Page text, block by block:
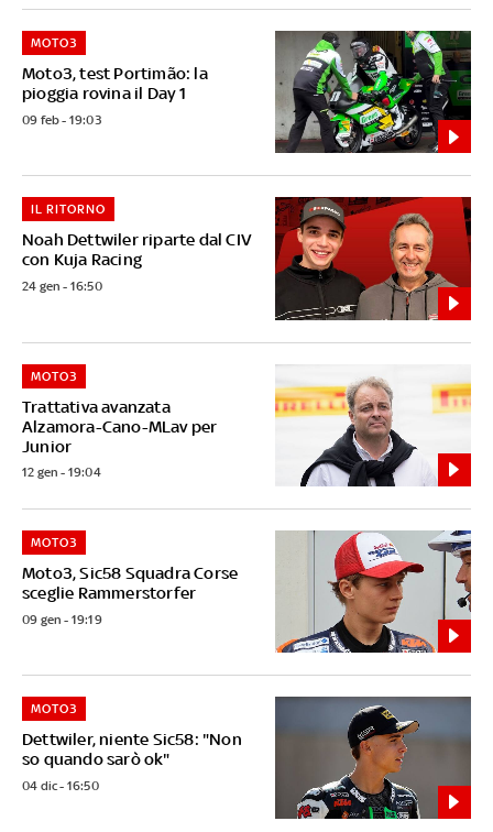
Moto3, test Portimão: la
pioggia rovina il Day 1
MOTO3
09 feb - 19:03
Noah Dettwiler riparte dal CIV
con Kuja Racing
IL RITORNO
24 gen - 16:50
Trattativa avanzata
Alzamora-Cano-MLav per
Junior
MOTO3
12 gen - 19:04
Moto3, Sic58 Squadra Corse
sceglie Rammerstorfer
MOTO3
09 gen - 19:19
Dettwiler, niente Sic58: "Non
so quando sarò ok"
MOTO3
04 dic - 16:50